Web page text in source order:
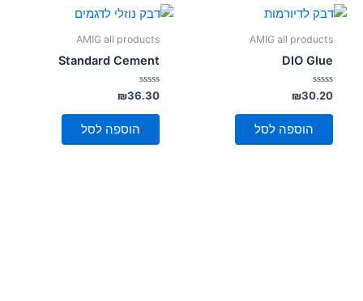
AMIG all products
DIO Glue
דורג
0
מתוך
₪30.20
הוספה לסל
AMIG all products
Standard Cement
דורג
0
מתוך
₪36.30
הוספה לסל